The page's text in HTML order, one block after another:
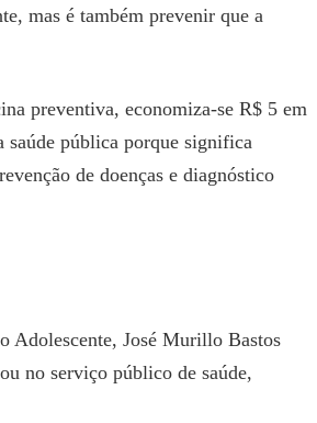
mas é também prevenir que a
preventiva, economiza-se R$ 5 em
saúde pública porque significa
de doenças e diagnóstico
Adolescente, José Murillo Bastos
no serviço público de saúde,